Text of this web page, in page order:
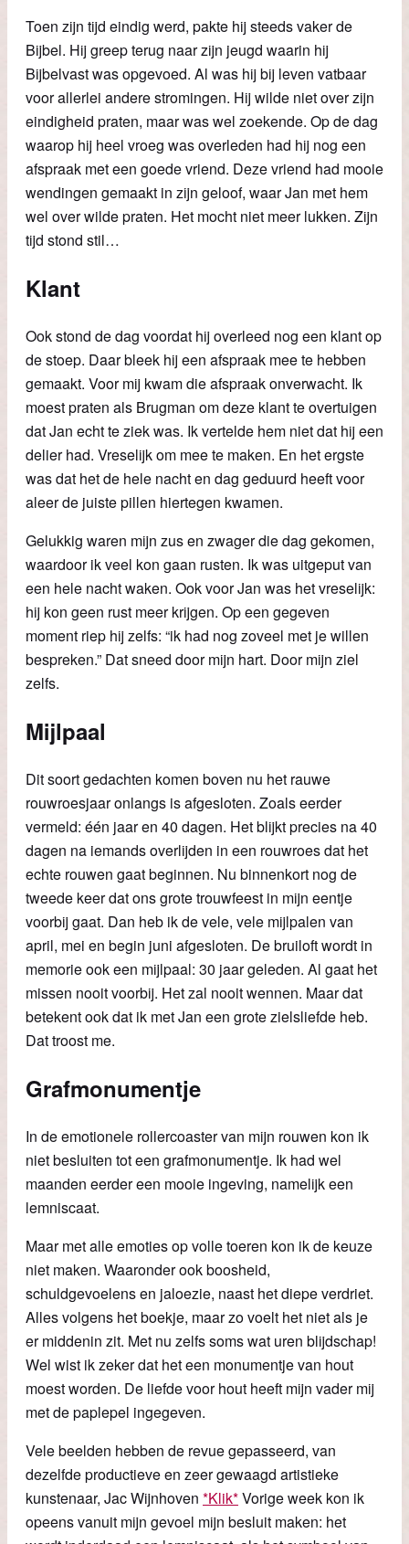
Toen zijn tijd eindig werd, pakte hij steeds vaker de
Bijbel. Hij greep terug naar zijn jeugd waarin hij
Bijbelvast was opgevoed. Al was hij bij leven vatbaar
voor allerlei andere stromingen. Hij wilde niet over zijn
eindigheid praten, maar was wel zoekende. Op de dag
waarop hij heel vroeg was overleden had hij nog een
afspraak met een goede vriend. Deze vriend had mooie
wendingen gemaakt in zijn geloof, waar Jan met hem
wel over wilde praten. Het mocht niet meer lukken. Zijn
tijd stond stil…
Klant
Ook stond de dag voordat hij overleed nog een klant op
de stoep. Daar bleek hij een afspraak mee te hebben
gemaakt. Voor mij kwam die afspraak onverwacht. Ik
moest praten als Brugman om deze klant te overtuigen
dat Jan echt te ziek was. Ik vertelde hem niet dat hij een
delier had. Vreselijk om mee te maken. En het ergste
was dat het de hele nacht en dag geduurd heeft voor
aleer de juiste pillen hiertegen kwamen.
Gelukkig waren mijn zus en zwager die dag gekomen,
waardoor ik veel kon gaan rusten. Ik was uitgeput van
een hele nacht waken. Ook voor Jan was het vreselijk:
hij kon geen rust meer krijgen. Op een gegeven
moment riep hij zelfs: “ik had nog zoveel met je willen
bespreken.” Dat sneed door mijn hart. Door mijn ziel
zelfs.
Mijlpaal
Dit soort gedachten komen boven nu het rauwe
rouwroesjaar onlangs is afgesloten. Zoals eerder
vermeld: één jaar en 40 dagen. Het blijkt precies na 40
dagen na iemands overlijden in een rouwroes dat het
echte rouwen gaat beginnen. Nu binnenkort nog de
tweede keer dat ons grote trouwfeest in mijn eentje
voorbij gaat. Dan heb ik de vele, vele mijlpalen van
april, mei en begin juni afgesloten. De bruiloft wordt in
memorie ook een mijlpaal: 30 jaar geleden. Al gaat het
missen nooit voorbij. Het zal nooit wennen. Maar dat
betekent ook dat ik met Jan een grote zielsliefde heb.
Dat troost me.
Grafmonumentje
In de emotionele rollercoaster van mijn rouwen kon ik
niet besluiten tot een grafmonumentje. Ik had wel
maanden eerder een mooie ingeving, namelijk een
lemniscaat.
Maar met alle emoties op volle toeren kon ik de keuze
niet maken. Waaronder ook boosheid,
schuldgevoelens en jaloezie, naast het diepe verdriet.
Alles volgens het boekje, maar zo voelt het niet als je
er middenin zit. Met nu zelfs soms wat uren blijdschap!
Wel wist ik zeker dat het een monumentje van hout
moest worden. De liefde voor hout heeft mijn vader mij
met de paplepel ingegeven.
Vele beelden hebben de revue gepasseerd, van
dezelfde productieve en zeer gewaagd artistieke
kunstenaar, Jac Wijnhoven *Klik*Vorige week kon ik
opeens vanuit mijn gevoel mijn besluit maken: het